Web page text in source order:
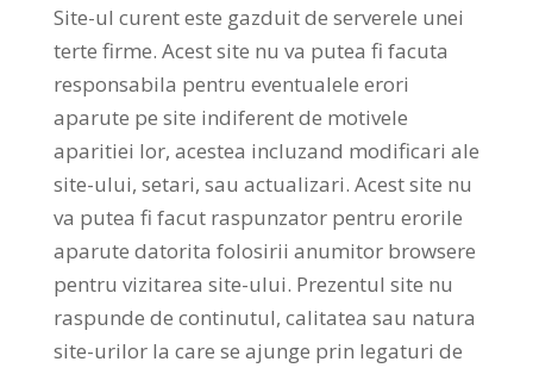
Site-ul curent este gazduit de serverele unei
terte firme. Acest site nu va putea fi facuta
responsabila pentru eventualele erori
aparute pe site indiferent de motivele
aparitiei lor, acestea incluzand modificari ale
site-ului, setari, sau actualizari. Acest site nu
va putea fi facut raspunzator pentru erorile
aparute datorita folosirii anumitor browsere
pentru vizitarea site-ului. Prezentul site nu
raspunde de continutul, calitatea sau natura
site-urilor la care se ajunge prin legaturi de